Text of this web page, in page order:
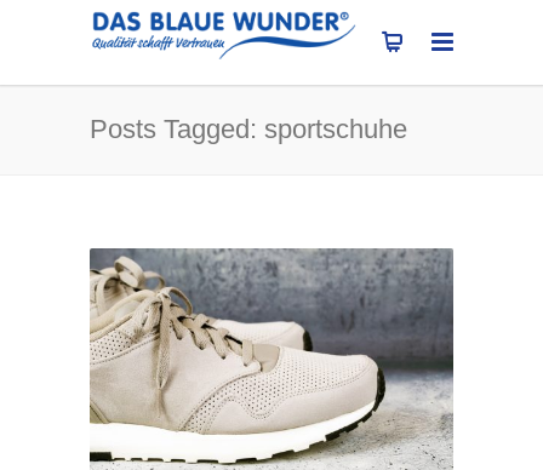
Posts Tagged: sportschuhe